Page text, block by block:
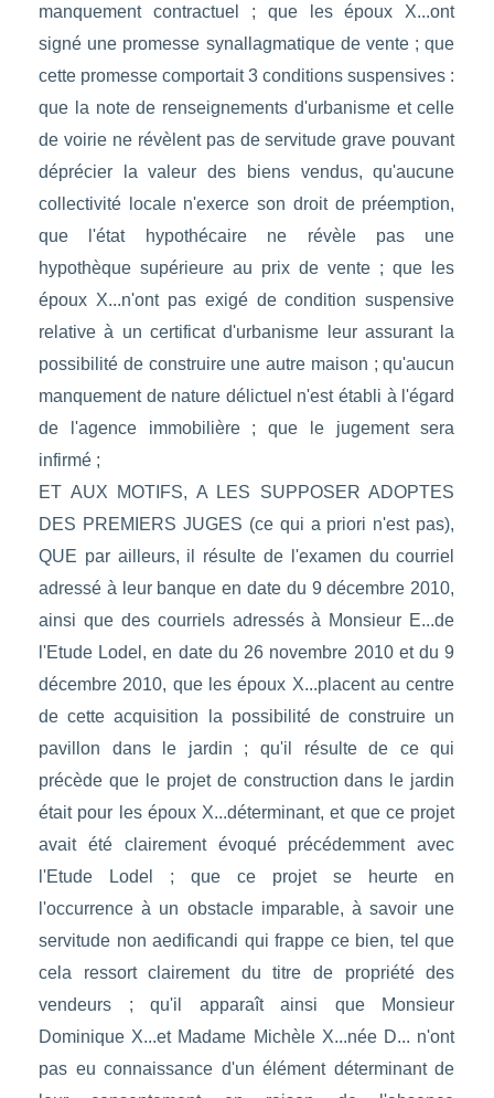
manquement contractuel ; que les époux X...ont
signé une promesse synallagmatique de vente ; que
cette promesse comportait 3 conditions suspensives :
que la note de renseignements d'urbanisme et celle
de voirie ne révèlent pas de servitude grave pouvant
déprécier la valeur des biens vendus, qu'aucune
collectivité locale n'exerce son droit de préemption,
que l'état hypothécaire ne révèle pas une
hypothèque supérieure au prix de vente ; que les
époux X...n'ont pas exigé de condition suspensive
relative à un certificat d'urbanisme leur assurant la
possibilité de construire une autre maison ; qu'aucun
manquement de nature délictuel n'est établi à l'égard
de l'agence immobilière ; que le jugement sera
infirmé ;
ET AUX MOTIFS, A LES SUPPOSER ADOPTES
DES PREMIERS JUGES (ce qui a priori n'est pas),
QUE par ailleurs, il résulte de l'examen du courriel
adressé à leur banque en date du 9 décembre 2010,
ainsi que des courriels adressés à Monsieur E...de
l'Etude Lodel, en date du 26 novembre 2010 et du 9
décembre 2010, que les époux X...placent au centre
de cette acquisition la possibilité de construire un
pavillon dans le jardin ; qu'il résulte de ce qui
précède que le projet de construction dans le jardin
était pour les époux X...déterminant, et que ce projet
avait été clairement évoqué précédemment avec
l'Etude Lodel ; que ce projet se heurte en
l'occurrence à un obstacle imparable, à savoir une
servitude non aedificandi qui frappe ce bien, tel que
cela ressort clairement du titre de propriété des
vendeurs ; qu'il apparaît ainsi que Monsieur
Dominique X...et Madame Michèle X...née D... n'ont
pas eu connaissance d'un élément déterminant de